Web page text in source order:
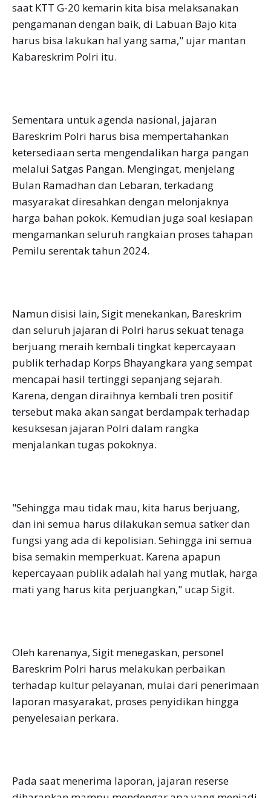
saat KTT G-20 kemarin kita bisa melaksanakan
pengamanan dengan baik, di Labuan Bajo kita
harus bisa lakukan hal yang sama," ujar mantan
Kabareskrim Polri itu.
Sementara untuk agenda nasional, jajaran
Bareskrim Polri harus bisa mempertahankan
ketersediaan serta mengendalikan harga pangan
melalui Satgas Pangan. Mengingat, menjelang
Bulan Ramadhan dan Lebaran, terkadang
masyarakat diresahkan dengan melonjaknya
harga bahan pokok. Kemudian juga soal kesiapan
mengamankan seluruh rangkaian proses tahapan
Pemilu serentak tahun 2024.
Namun disisi lain, Sigit menekankan, Bareskrim
dan seluruh jajaran di Polri harus sekuat tenaga
berjuang meraih kembali tingkat kepercayaan
publik terhadap Korps Bhayangkara yang sempat
mencapai hasil tertinggi sepanjang sejarah.
Karena, dengan diraihnya kembali tren positif
tersebut maka akan sangat berdampak terhadap
kesuksesan jajaran Polri dalam rangka
menjalankan tugas pokoknya.
"Sehingga mau tidak mau, kita harus berjuang,
dan ini semua harus dilakukan semua satker dan
fungsi yang ada di kepolisian. Sehingga ini semua
bisa semakin memperkuat. Karena apapun
kepercayaan publik adalah hal yang mutlak, harga
mati yang harus kita perjuangkan," ucap Sigit.
Oleh karenanya, Sigit menegaskan, personel
Bareskrim Polri harus melakukan perbaikan
terhadap kultur pelayanan, mulai dari penerimaan
laporan masyarakat, proses penyidikan hingga
penyelesaian perkara.
Pada saat menerima laporan, jajaran reserse